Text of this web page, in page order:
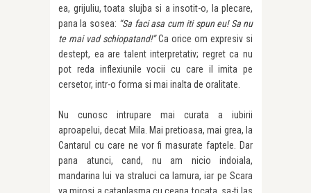
ea, grijuliu, toata slujba si a insotit-o, la plecare,
pana la sosea: “Sa faci asa cum iti spun eu! Sa nu
te mai vad schiopatand!”Ca orice om expresiv si
destept, ea are talent interpretativ; regret ca nu
pot reda inflexiunile vocii cu care il imita pe
cersetor, intr-o forma si mai inalta de oralitate.
Nu cunosc intrupare mai curata a iubirii
aproapelui, decat Mila. Mai pretioasa, mai grea, la
Cantarul cu care ne vor fi masurate faptele. Dar
pana atunci, cand, nu am nicio indoiala,
mandarina lui va straluci ca lamura, iar pe Scara
va mirosi a cataplasma cu ceapa tocata, sa-ti las